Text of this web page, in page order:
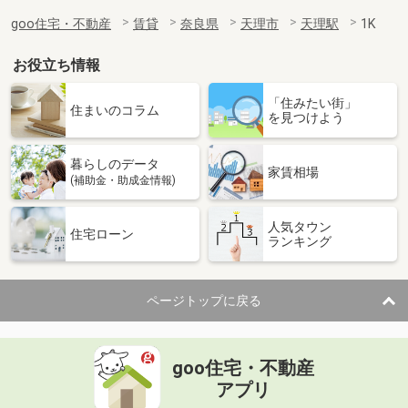
goo住宅・不動産 賃貸 奈良県 天理市 天理駅 1K
お役立ち情報
住まいのコラム
「住みたい街」
を見つけよう
暮らしのデータ
(補助金・助成金情報)
家賃相場
住宅ローン
人気タウン
ランキング
ページトップに戻る
goo住宅・不動産
アプリ